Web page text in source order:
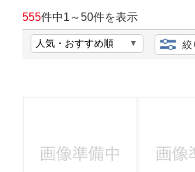
ご利用規
555件中1 ～50件を表示
絞